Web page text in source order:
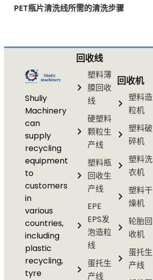
PET瓶片清洗线所需的清洗步骤
Shuliy
Machinery
can
supply
recycling
equipment
to
customers
in
various
countries,
including
plastic
recycling,
tyre
回收线
塑料薄
膜回收
线
硬塑料
颗粒生
产线
塑料瓶
回收生
产线
EPE
EPS发
泡造粒
线
蛋托生
产线
回收机
塑料造
粒机
塑料破
碎机
塑料洗
衣机
塑料干
燥机
轮胎回
收机
蛋托生
产线